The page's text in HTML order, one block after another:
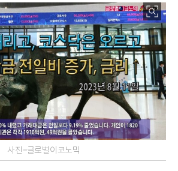
사진=글로벌이코노믹